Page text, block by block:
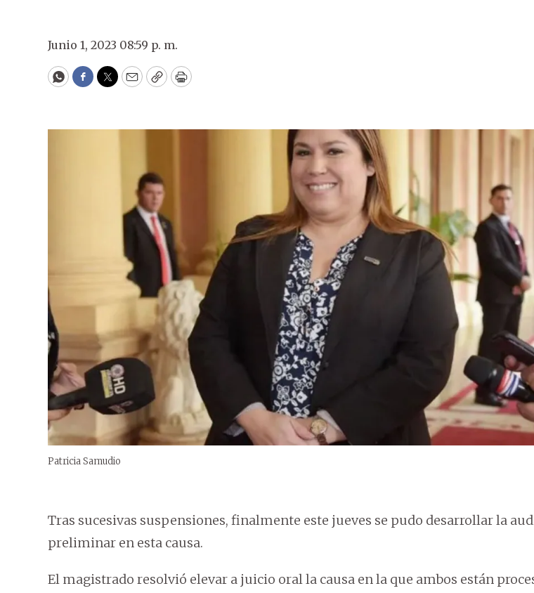
Junio 1, 2023 08:59 p. m.
WhatsApp
Facebook
Twitter
EmailCopyPrint
Patricia Samudio
Tras sucesivas suspensiones, finalmente este jueves se pudo desarrollar la
preliminar en esta causa.
El magistrado resolvió elevar a juicio oral la causa en la que ambos están